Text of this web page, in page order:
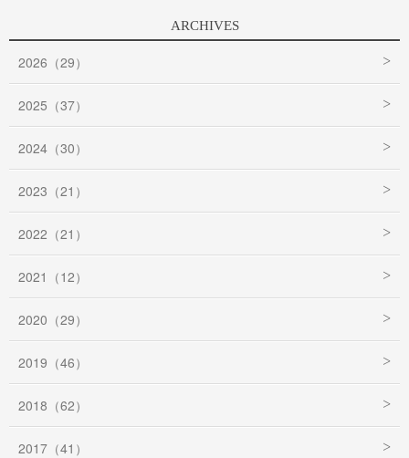
ARCHIVES
2026（29）
2025（37）
2024（30）
2023（21）
2022（21）
2021（12）
2020（29）
2019（46）
2018（62）
2017（41）